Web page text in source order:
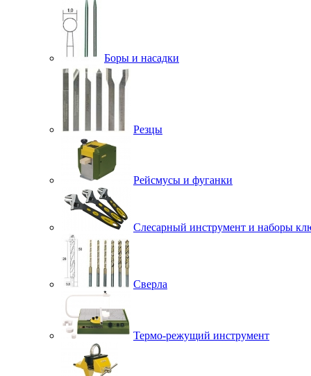
Боры и насадки
Резцы
Рейсмусы и фуганки
Слесарный инструмент и наборы
Сверла
Термо-режущий инструмент